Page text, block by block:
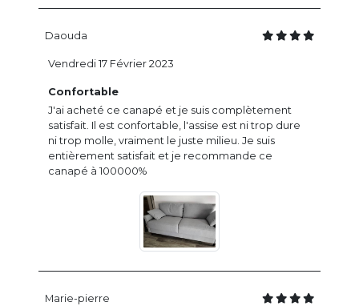
Daouda
Confortable
J'ai acheté ce canapé et je suis complètement
satisfait. Il est confortable, l'assise est ni trop dure
ni trop molle, vraiment le juste milieu. Je suis
entièrement satisfait et je recommande ce
canapé à 100000%
Vendredi 17 Février 2023
Marie-pierre